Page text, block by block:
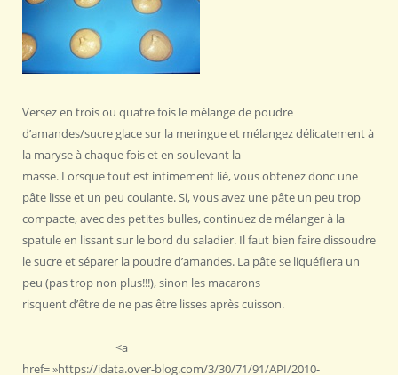
Versez en trois ou quatre fois le mélange de poudre
d’amandes/sucre glace sur la meringue et mélangez délicatement à
la maryse à chaque fois et en soulevant la
masse. Lorsque tout est intimement lié, vous obtenez donc une
pâte lisse et un peu coulante. Si, vous avez une pâte un peu trop
compacte, avec des petites bulles, continuez de mélanger à la
spatule en lissant sur le bord du saladier. Il faut bien faire dissoudre
le sucre et séparer la poudre d’amandes. La pâte se liquéfiera un
peu (pas trop non plus!!!), sinon les macarons
risquent d’être de ne pas être lisses après cuisson.
<a
href= »https://idata.over-blog.com/3/30/71/91/API/2010-